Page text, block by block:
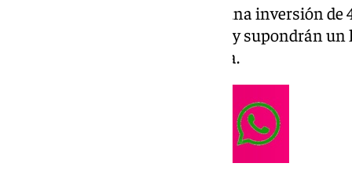
Los trabajos, que cuentan con una inversión
durante las próximas semanas y supondrán
la calidad paisajística de la zona.